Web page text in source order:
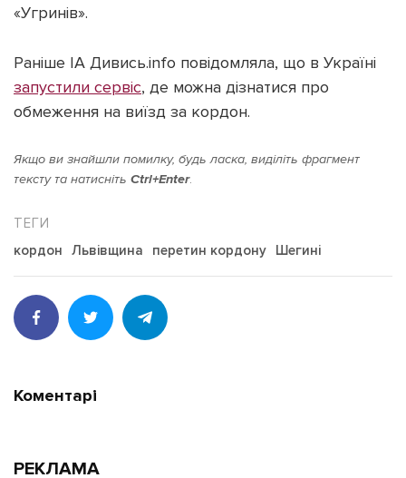
«Угринів».
Раніше ІА Дивись.info повідомляла, що в Україні
запустили сервіс, де можна дізнатися про
обмеження на виїзд за кордон.
Якщо ви знайшли помилку, будь ласка, виділіть фрагмент
тексту та натисніть Ctrl+Enter.
кордон Львівщина перетин кордону Шегині
Коментарі
РЕКЛАМА